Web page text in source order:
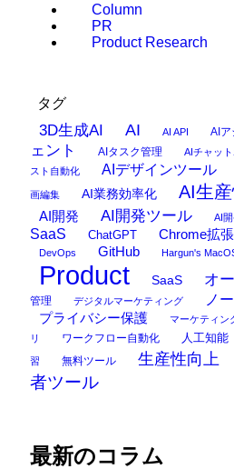
Column
PR
Product Research
タグ
3D生成AI AI AI API AIア
ェント
AIタスク管理 AIチャッ
スト自動化
AIデザインツール
画編集 AI業務効率化 AI生
AI開発 AI開発ツール AI
SaaS
ChatGPT Chrome拡
DevOps GitHub Hargun's
Product SaaS オ
管理
デジタルマーケティング ノ
プライバシー保護 マーケティン
リ
ワークフロー自動化 人工知能
習 無料ツール 生産性向上
者ツール
最新のコラム